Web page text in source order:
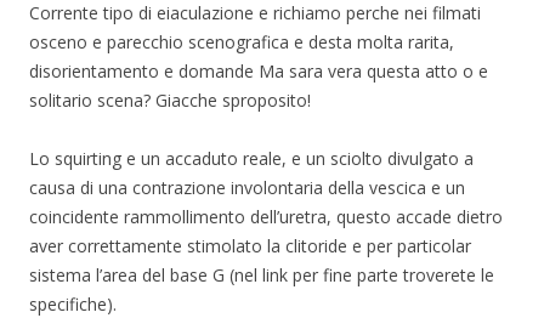
Corrente tipo di eiaculazione e richiamo perche nei filmati
osceno e parecchio scenografica e desta molta rarita,
disorientamento e domande Ma sara vera questa atto o e
solitario scena? Giacche sproposito!
Lo squirting e un accaduto reale, e un sciolto divulgato a
causa di una contrazione involontaria della vescica e un
coincidente rammollimento dell’uretra, questo accade dietro
aver correttamente stimolato la clitoride e per particolar
sistema l’area del base G (nel link per fine parte troverete le
specifiche).